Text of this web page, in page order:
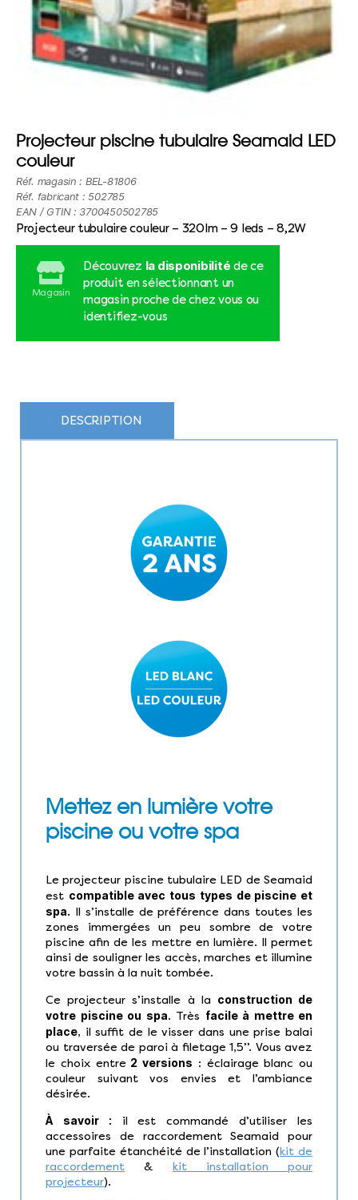
Projecteur piscine tubulaire Seamaid LED
couleur
Réf. magasin : BEL-81806
Réf. fabricant : 502785
EAN / GTIN : 3700450502785
Projecteur tubulaire couleur – 320lm – 9 leds – 8,2W
Magasin
Découvrez la disponibilité de ce
produit en sélectionnant un
magasin proche de chez vous ou
identifiez-vous
DESCRIPTION
Mettez en lumière votre
piscine ou votre spa
Le projecteur piscine tubulaire LED de Seamaid
est compatible avec tous types de piscine et
spa. Il s’installe de préférence dans toutes les
zones immergées un peu sombre de votre
piscine afin de les mettre en lumière. Il permet
ainsi de souligner les accès, marches et illumine
votre bassin à la nuit tombée.
Ce projecteur s’installe à la construction de
votre piscine ou spa. Très facile à mettre en
place, il suffit de le visser dans une prise balai
ou traversée de paroi à filetage 1,5’’. Vous avez
le choix entre2 versions : éclairage blanc ou
couleur suivant vos envies et l’ambiance
désirée.
À savoir : il est commandé d’utiliser les
accessoires de raccordement Seamaid pour
une parfaite étanchéité de l’installation (kit de
raccordement & kit installation pour
projecteur).